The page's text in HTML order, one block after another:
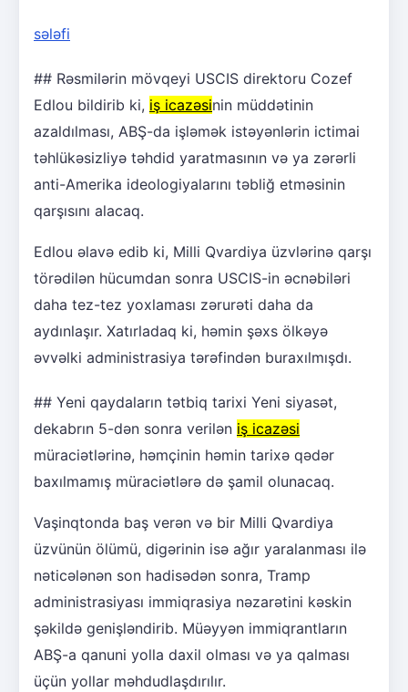
sələfi
## Rəsmilərin mövqeyi USCIS direktoru Cozef
Edlou bildirib ki, iş icazəsinin müddətinin
azaldılması, ABŞ-da işləmək istəyənlərin ictimai
təhlükəsizliyə təhdid yaratmasının və ya zərərli
anti-Amerika ideologiyalarını təbliğ etməsinin
qarşısını alacaq.
Edlou əlavə edib ki, Milli Qvardiya üzvlərinə qarşı
törədilən hücumdan sonra USCIS-in əcnəbiləri
daha tez-tez yoxlaması zərurəti daha da
aydınlaşır. Xatırladaq ki, həmin şəxs ölkəyə
əvvəlki administrasiya tərəfindən buraxılmışdı.
## Yeni qaydaların tətbiq tarixi Yeni siyasət,
dekabrın 5-dən sonra verilən iş icazəsi
müraciətlərinə, həmçinin həmin tarixə qədər
baxılmamış müraciətlərə də şamil olunacaq.
Vaşinqtonda baş verən və bir Milli Qvardiya
üzvünün ölümü, digərinin isə ağır yaralanması ilə
nəticələnən son hadisədən sonra, Tramp
administrasiyası immiqrasiya nəzarətini kəskin
şəkildə genişləndirib. Müəyyən immiqrantların
ABŞ-a qanuni yolla daxil olması və ya qalması
üçün yollar məhdudlaşdırılır.